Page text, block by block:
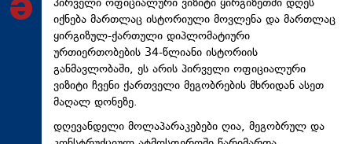
პირველი ოფიციალური ვიზიტი ყირგიზეთში დღეს
იქნება მართლაც ისტორიული მოვლენა და მართლაც
ყირგიზულ-ქართული დიპლომატიური
ურთიერთობების 34-წლიანი ისტორიის
განმავლობაში, ეს არის პირველი ოფიციალური
ვიზიტი ჩვენი ქართველი მეგობრების მხრიდან ასეთ
მაღალ დონეზე.
დღევანდელი მოლაპარაკებები ღია, მეგობრულ და